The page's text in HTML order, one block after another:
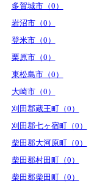
多賀城市（0）
岩沼市（0）
登米市（0）
栗原市（0）
東松島市（0）
大崎市（0）
刈田郡蔵王町（0）
刈田郡七ヶ宿町（0）
柴田郡大河原町（0）
柴田郡村田町（0）
柴田郡柴田町（0）